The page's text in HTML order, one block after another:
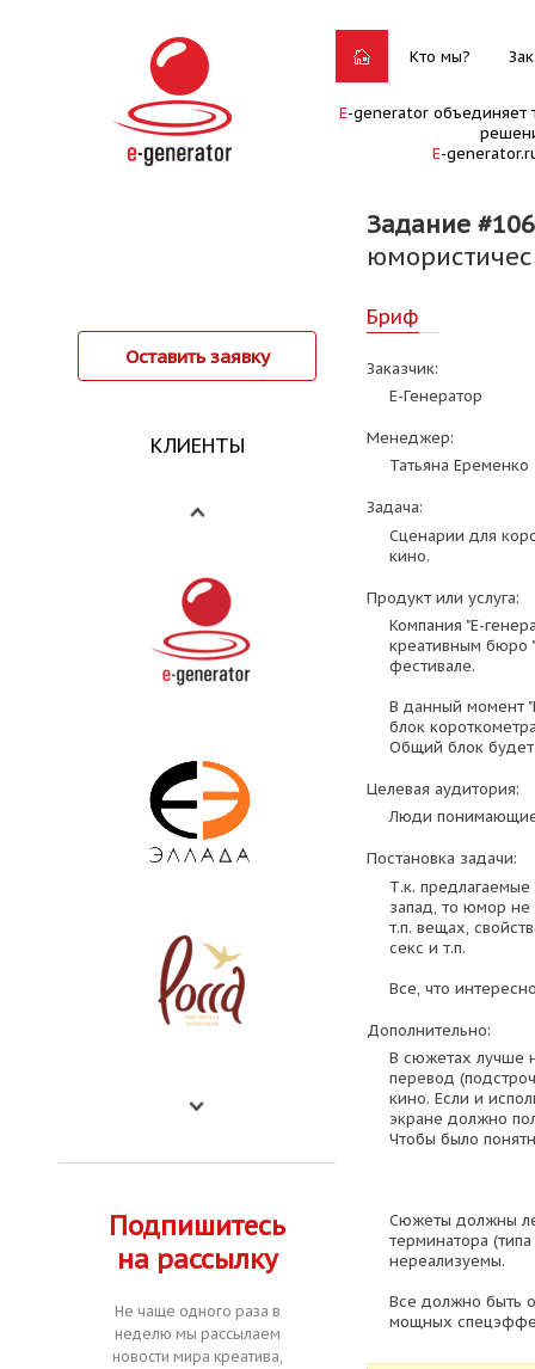
Кто мы?
E-generator объединяет
E-
Задание #106
Оставить заявку
КЛИЕНТЫ
Подпишитесь
на рассылку
Не чаще одного раза в
неделю мы рассылаем
новости мира креатива,
Бриф
Заказчик:
Е-Генератор
Менеджер:
Татьяна Еременко
Задача:
Сценарии для
кино.
Продукт или услуга:
Компания "Е-
креативным бюро
фестивале.
В данный момент
блок
Общий блок
Целевая аудитория:
Люди
Постановка задачи:
Т.к.
запад, то юмор
т.п. вещах,
секс и т.п.
Все, что
Дополнительно:
В сюжетах лучше
перевод
кино. Если и
экране должно
Чтобы было
Сюжеты должны
терминатора
нереализуемы.
Все должно быть
мощных